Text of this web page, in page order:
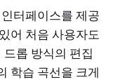
터페이스를 제공
어 처음 사용자도
롭 방식의 편집
학습 곡선을 크게